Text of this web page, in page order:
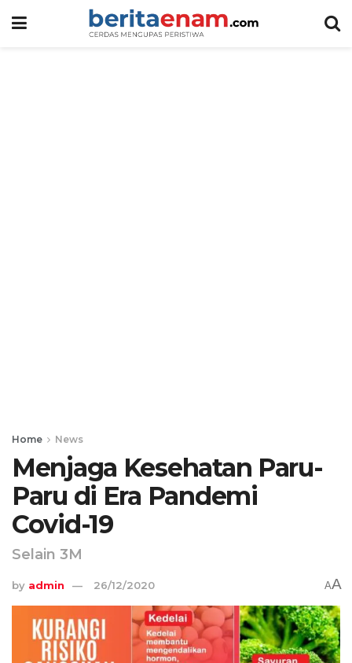
Home News
Menjaga Kesehatan Paru-
Paru di Era Pandemi
Covid-19
Selain 3M
by admin 26/12/2020 AA